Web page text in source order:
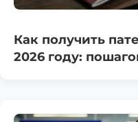
Как получить
2026 году: